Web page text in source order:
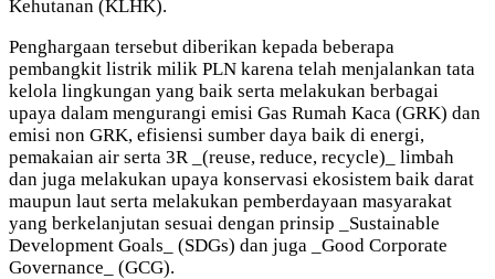
Kehutanan (KLHK).
Penghargaan tersebut diberikan kepada beberapa
pembangkit listrik milik PLN karena telah menjalankan tata
kelola lingkungan yang baik serta melakukan berbagai
upaya dalam mengurangi emisi Gas Rumah Kaca (GRK) dan
emisi non GRK, efisiensi sumber daya baik di energi,
pemakaian air serta 3R _(reuse, reduce, recycle)_ limbah
dan juga melakukan upaya konservasi ekosistem baik darat
maupun laut serta melakukan pemberdayaan masyarakat
yang berkelanjutan sesuai dengan prinsip _Sustainable
Development Goals_ (SDGs) dan juga _Good Corporate
Governance_ (GCG).